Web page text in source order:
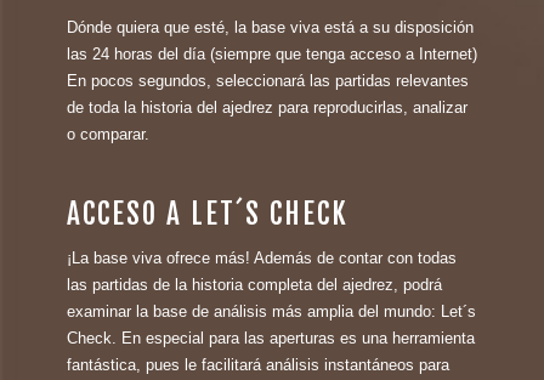
Dónde quiera que esté, la base viva está a su disposición
las 24 horas del día (siempre que tenga acceso a Internet)
En pocos segundos, seleccionará las partidas relevantes
de toda la historia del ajedrez para reproducirlas, analizar
o comparar.
ACCESO A LET´S CHECK
¡La base viva ofrece más! Además de contar con todas
las partidas de la historia completa del ajedrez, podrá
examinar la base de análisis más amplia del mundo: Let´s
Check. En especial para las aperturas es una herramienta
fantástica, pues le facilitará análisis instantáneos para